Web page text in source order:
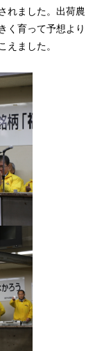
れました。出荷農
く育って予想より
えました。